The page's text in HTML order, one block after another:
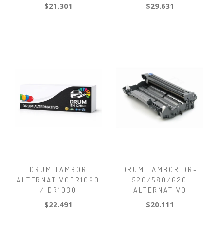
$21.301 $29.631
DRUM TAMBOR
ALTERNATIVODR1060
/ DR1030
$22.491
DRUM TAMBOR DR-
520/580/620
ALTERNATIVO
$20.111